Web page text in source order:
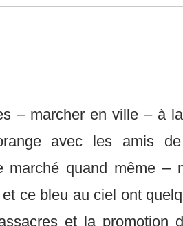
– marcher en ville – à
avec les amis
marché quand même –
ce bleu au ciel ont
et la promotion